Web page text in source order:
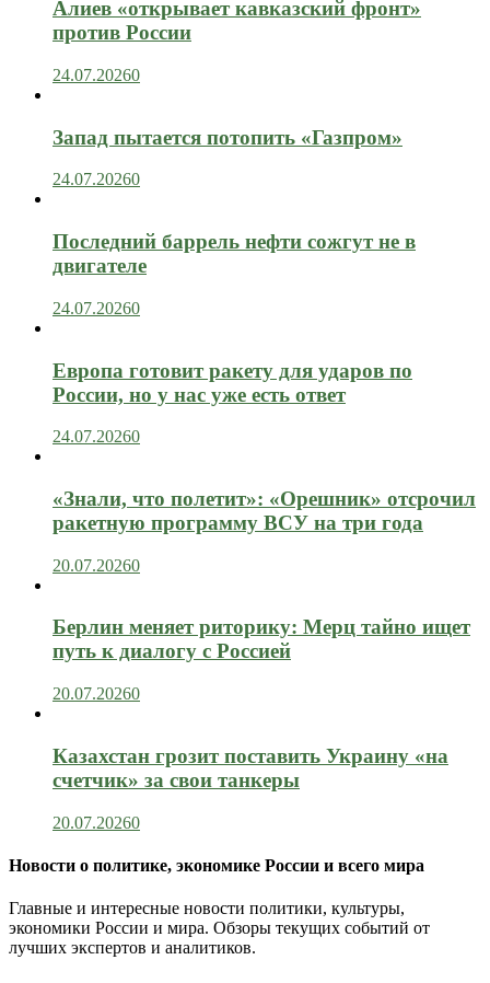
Алиев «открывает кавказский фронт»
против России
24.07.20260
Запад пытается потопить «Газпром»
24.07.20260
Последний баррель нефти сожгут не в
двигателе
24.07.20260
Европа готовит ракету для ударов по
России, но у нас уже есть ответ
24.07.20260
«Знали, что полетит»: «Орешник» отсрочил
ракетную программу ВСУ на три года
20.07.20260
Берлин меняет риторику: Мерц тайно ищет
путь к диалогу с Россией
20.07.20260
Казахстан грозит поставить Украину «на
счетчик» за свои танкеры
20.07.20260
Новости о политике, экономике России и всего мира
Главные и интересные новости политики, культуры,
экономики России и мира. Обзоры текущих событий от
лучших экспертов и аналитиков.